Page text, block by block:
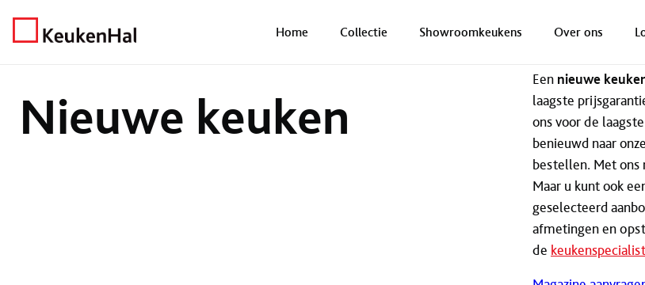
Home Collectie Showroomkeukens Over ons
Home
Nieuwe keuken
Een nieuwe
laagste
ons voor de
benieuwd naar
bestellen. Met ons
Maar u kunt ook
geselecteerd
afmetingen en
de keukenspecialist